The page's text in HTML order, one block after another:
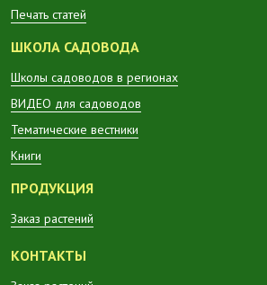
Печать статей
ШКОЛА САДОВОДА
Школы садоводов в регионах
ВИДЕО для садоводов
Тематические вестники
Книги
ПРОДУКЦИЯ
Заказ растений
КОНТАКТЫ